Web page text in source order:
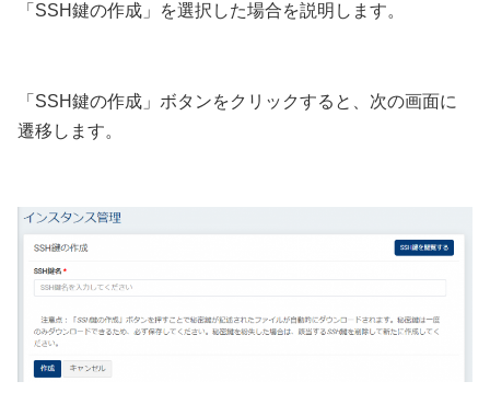
「SSH鍵の作成」を選択した場合を説明します。
「SSH鍵の作成」ボタンをクリックすると、次の画面に
遷移します。